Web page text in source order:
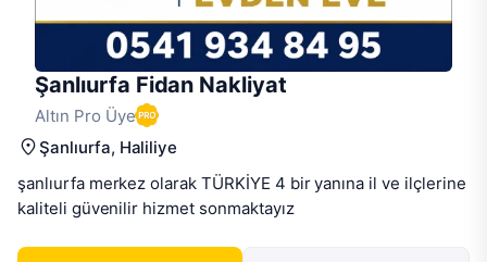
Şanlıurfa Fidan Nakliyat
Altın Pro Üye
Şanlıurfa, Haliliye
şanlıurfa merkez olarak TÜRKİYE 4 bir yanına il ve ilçlerine
kaliteli güvenilir hizmet sonmaktayız